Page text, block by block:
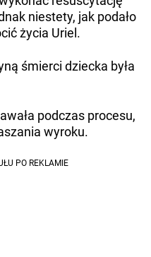
niestety, jak podało
życia Uriel.
śmierci dziecka była
podczas procesu,
wyroku.